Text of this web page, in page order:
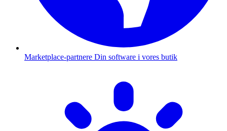
Marketplace-partnere Din software i vores butik